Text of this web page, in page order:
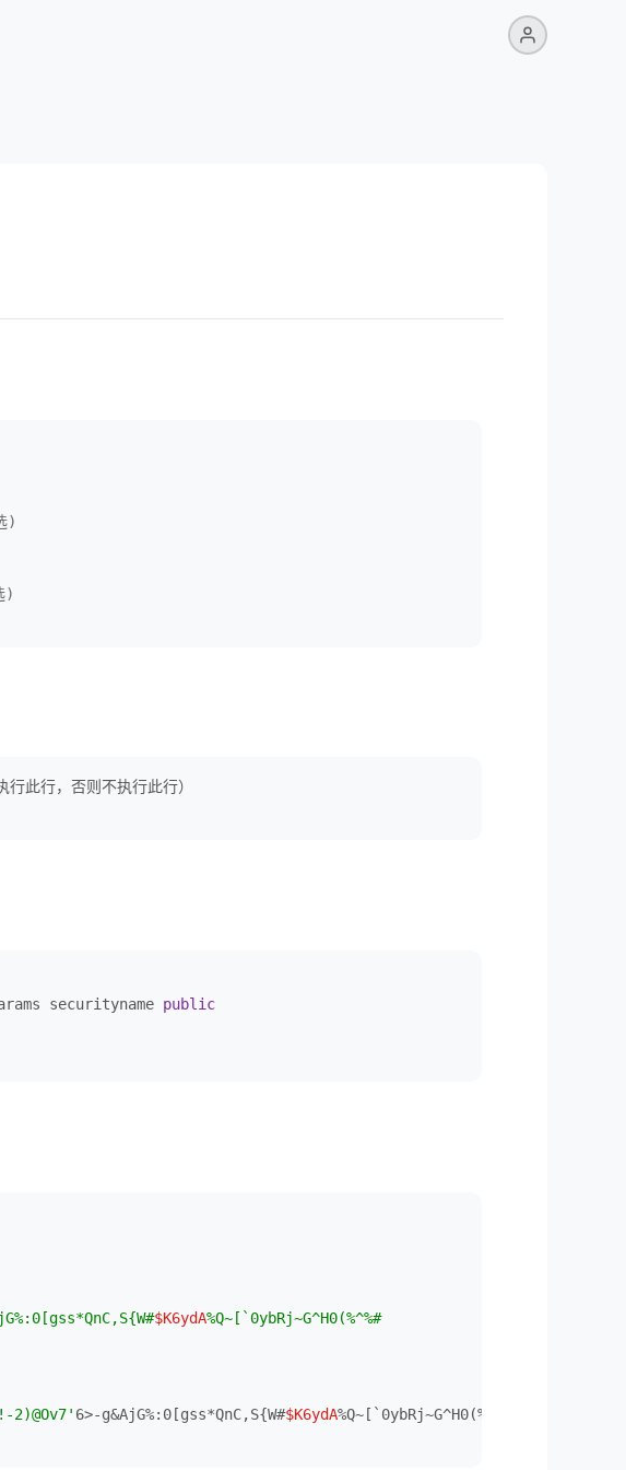
)
)
此行，否则不执行此行）
securityname public
$K6ydA%Q~[`0ybRj~G^H0(%^%#
6>-g&AjG%:0[gss*QnC,S{W#$K6ydA%Q~[`0ybRj~G^H0(%^%#